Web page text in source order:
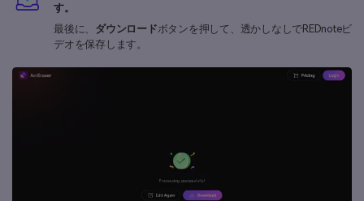
す。
最後に、 ダウンロードボタンを押して、透かしなしでREDnoteビ
デオを保存します。